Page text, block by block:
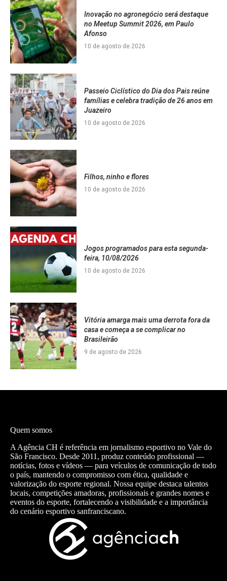
Inovação no agronegócio será destaque
no Meetup Summit 2026, em Paulo
Afonso
10 de agosto de 2026
Passeio Ciclístico do Dia dos Pais reúne
famílias e celebra tradição de 26 anos em
Juazeiro
10 de agosto de 2026
Filhos, ninho e flores
10 de agosto de 2026
Jogos programados para esta segunda-
feira, 10/08/2026
10 de agosto de 2026
Vitória amarga mais uma derrota fora da
casa e começa a se complicar no
Brasileirão
9 de agosto de 2026
Quem somos
A Agência CH é referência em jornalismo esportivo no Vale do
São Francisco. Desde 2011, produz conteúdo profissional —
notícias, fotos e vídeos — para veículos de comunicação de todo
o país, mantendo o compromisso com ética, qualidade e
valorização do esporte regional. Nossa equipe destaca talentos
locais, competições amadoras, profissionais e grandes nomes e
eventos do esporte, fortalecendo a visibilidade e a importância
do cenário esportivo sanfranciscano.